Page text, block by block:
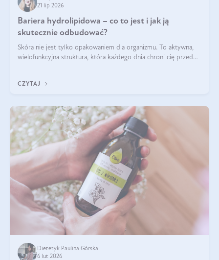
21 lip 2026
Bariera hydrolipidowa – co to jest i jak ją
skutecznie odbudować?
Skóra nie jest tylko opakowaniem dla organizmu. To aktywna,
wielofunkcyjna struktura, która każdego dnia chroni cię przed
bariera hydrolipidowa.
CZYTAJ
Dietetyk Paulina Górska
6 lut 2026